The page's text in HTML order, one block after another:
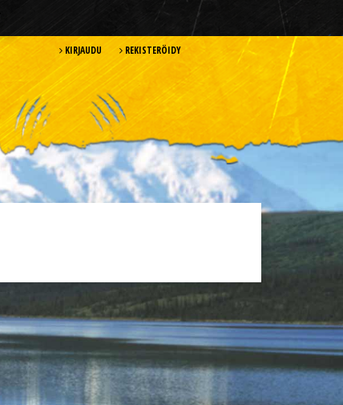
KIRJAUDU REKISTERÖIDY